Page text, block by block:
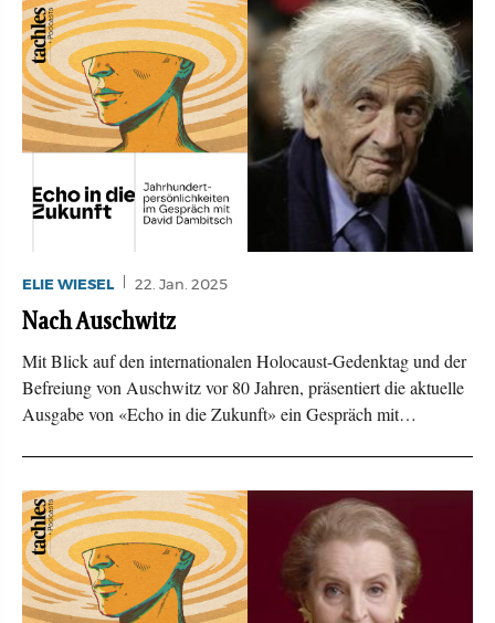
ELIE WIESEL 22. Jan. 2025
Nach Auschwitz
Mit Blick auf den internationalen Holocaust-Gedenktag und der
Befreiung von Auschwitz vor 80 Jahren, präsentiert die aktuelle
Ausgabe von «Echo in die Zukunft» ein Gespräch mit…